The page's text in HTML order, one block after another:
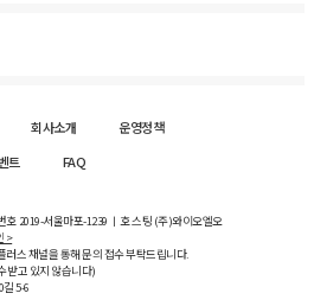
회사소개
운영정책
트 FAQ
호 2019-서울마포-1239 ㅣ 호스팅 (주)와이오엘오
>
스 채널을 통해 문의 접수 부탁드립니다.
받고 있지 않습니다)
길5-6